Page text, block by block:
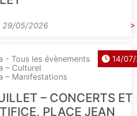
29/05/2026
- Tous les évènements
– Culturel
– Manifestations
14/
– CONCERTS ET
PLACE JEAN